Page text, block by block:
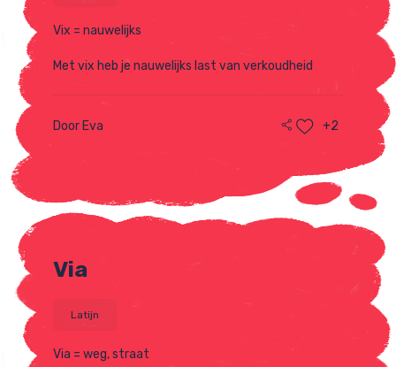
Vix = nauwelijks
Met vix heb je nauwelijks last van verkoudheid
Door Eva +2
Via
Latijn
Via = weg, straat